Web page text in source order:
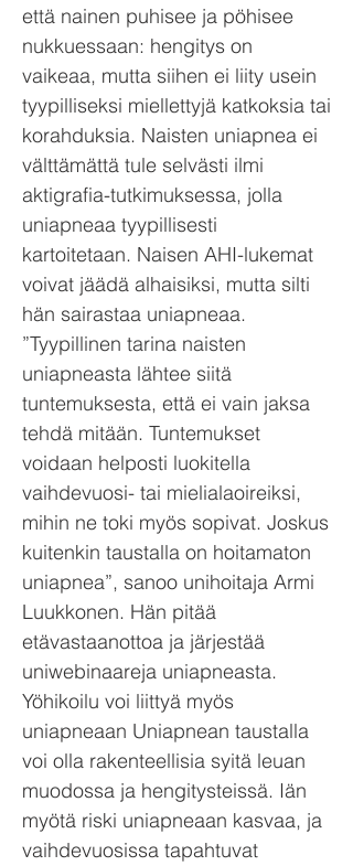
että nainen puhisee ja pöhisee
nukkuessaan: hengitys on
vaikeaa, mutta siihen ei liity usein
tyypilliseksi miellettyjä katkoksia tai
korahduksia. Naisten uniapnea ei
välttämättä tule selvästi ilmi
aktigrafia-tutkimuksessa, jolla
uniapneaa tyypillisesti
kartoitetaan. Naisen AHI-lukemat
voivat jäädä alhaisiksi, mutta silti
hän sairastaa uniapneaa.
”Tyypillinen tarina naisten
uniapneasta lähtee siitä
tuntemuksesta, että ei vain jaksa
tehdä mitään. Tuntemukset
voidaan helposti luokitella
vaihdevuosi- tai mielialaoireiksi,
mihin ne toki myös sopivat. Joskus
kuitenkin taustalla on hoitamaton
uniapnea”, sanoo unihoitaja Armi
Luukkonen. Hän pitää
etävastaanottoa ja järjestää
uniwebinaareja uniapneasta.
Yöhikoilu voi liittyä myös
uniapneaan Uniapnean taustalla
voi olla rakenteellisia syitä leuan
muodossa ja hengitysteissä. Iän
myötä riski uniapneaan kasvaa, ja
vaihdevuosissa tapahtuvat